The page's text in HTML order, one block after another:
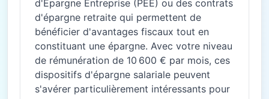
d'Épargne Entreprise (PEE) ou des contrats
d'épargne retraite qui permettent de
bénéficier d'avantages fiscaux tout en
constituant une épargne. Avec votre niveau
de rémunération de 10 600 € par mois, ces
dispositifs d'épargne salariale peuvent
s'avérer particulièrement intéressants pour